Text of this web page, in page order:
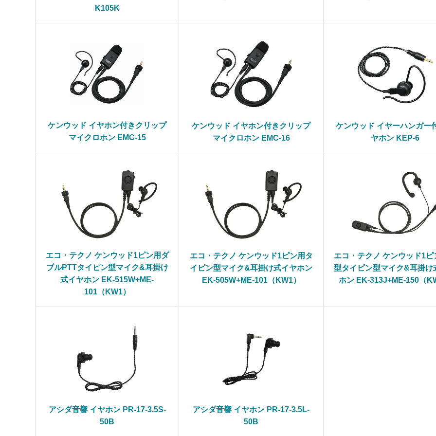
K105K
ケンウッド イヤホン付きクリップ
マイクロホン EMC-15
ケンウッド イヤホン付きクリップ
マイクロホン EMC-16
ケンウッド イヤーハンガー
ヤホン KEP-6
エコ・テクノ ケンウッド1ピン用ダ
ブルPTTタイピン型マイク&耳掛け
式イヤホン EK-515W+ME-
101（KW1）
エコ・テクノ ケンウッド1ピン用タ
イピン型マイク&耳掛け式イヤホン
EK-505W+ME-101（KW1）
エコ・テクノ ケンウッド1ピ
型タイピン型マイク&耳掛け
ホン EK-313J+ME-150（
アシダ音響 イヤホン PR-17-3.5S-
50B
アシダ音響 イヤホン PR-17-3.5L-
50B